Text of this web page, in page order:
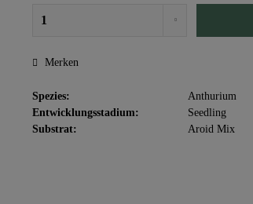
Merken
Spezies:
Anthurium
Entwicklungsstadium:
Seedling
Substrat:
Aroid Mix